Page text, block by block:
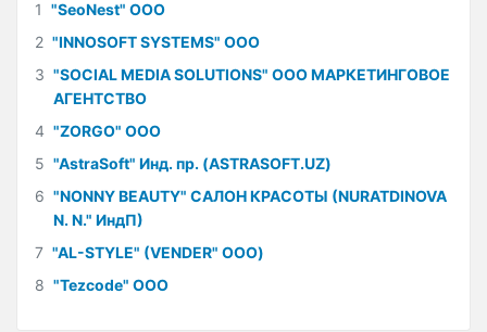
1 "SeoNest" ООО
2 "INNOSOFT SYSTEMS" ООО
3 "SOCIAL MEDIA SOLUTIONS" ООО МАРКЕТИНГОВОЕ
АГЕНТСТВО
4 "ZORGO" ООО
5 "AstraSoft" Инд. пр. (ASTRASOFT.UZ)
6 "NONNY BEAUTY" САЛОН КРАСОТЫ (NURATDINOVA
N. N." ИндП)
7 "AL-STYLE" (VENDER" ООО)
8 "Tezcode" ООО